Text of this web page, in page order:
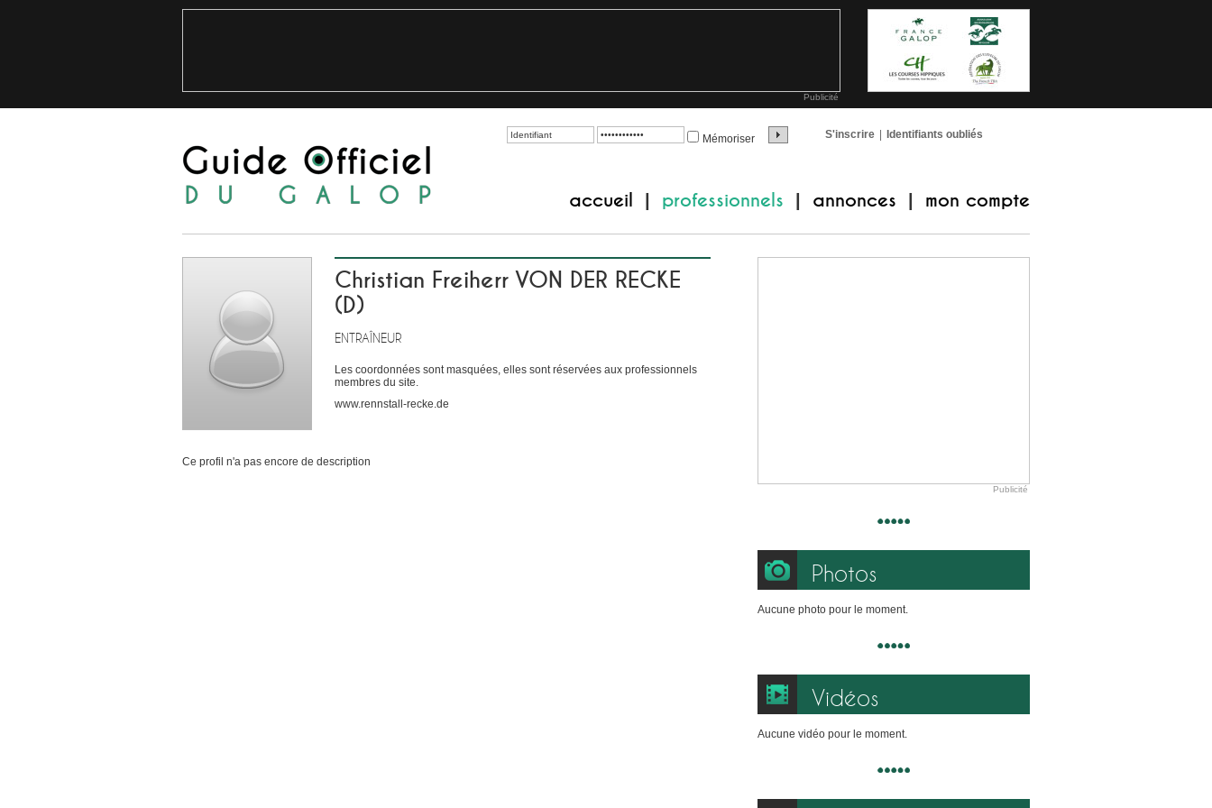
Publicité
Mémoriser S'inscrire Identifiants oubliés
accueil professionnels annonces mon compte
Christian Freiherr VON DER RECKE
(D)
ENTRAÎNEUR
Les coordonnées sont masquées, elles sont réservées aux professionnels
membres du site.
www.rennstall-recke.de
Ce profil n'a pas encore de description
Publicité
Photos
Aucune photo pour le moment.
Vidéos
Aucune vidéo pour le moment.